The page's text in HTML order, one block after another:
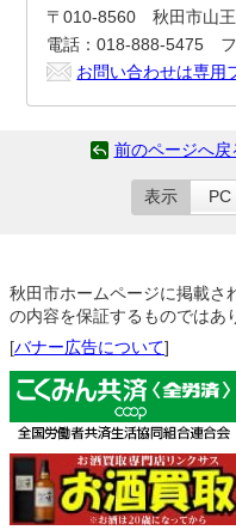
〒010-8560 秋田市山
電話：018-888-5475
お問い合わせは専用
前のページへ戻
表示 PC
秋田市ホームページに掲載さ
の内容を保証するものではあ
[バナー広告について]